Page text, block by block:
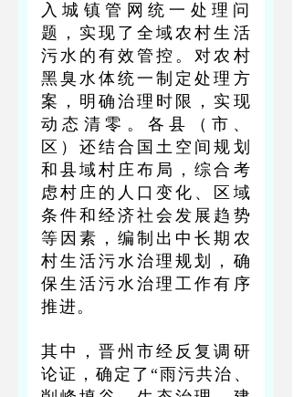
入城镇管网统一处理问
题，实现了全域农村生活
污水的有效管控。对农村
黑臭水体统一制定处理方
案，明确治理时限，实现
动态清零。各县（市、
区）还结合国土空间规划
和县域村庄布局，综合考
虑村庄的人口变化、区域
条件和经济社会发展趋势
等因素，编制出中长期农
村生活污水治理规划，确
保生活污水治理工作有序
推进。
其中，晋州市经反复调研
论证，确定了“雨污共治、